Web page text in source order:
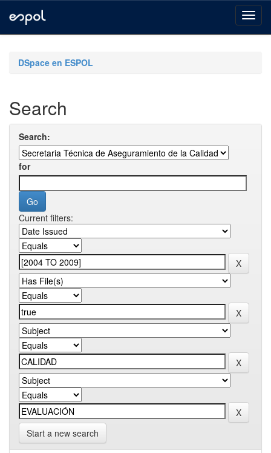
navigationDSpace en ESPOL
Search
Search:
for
Current filters:
Start a new search